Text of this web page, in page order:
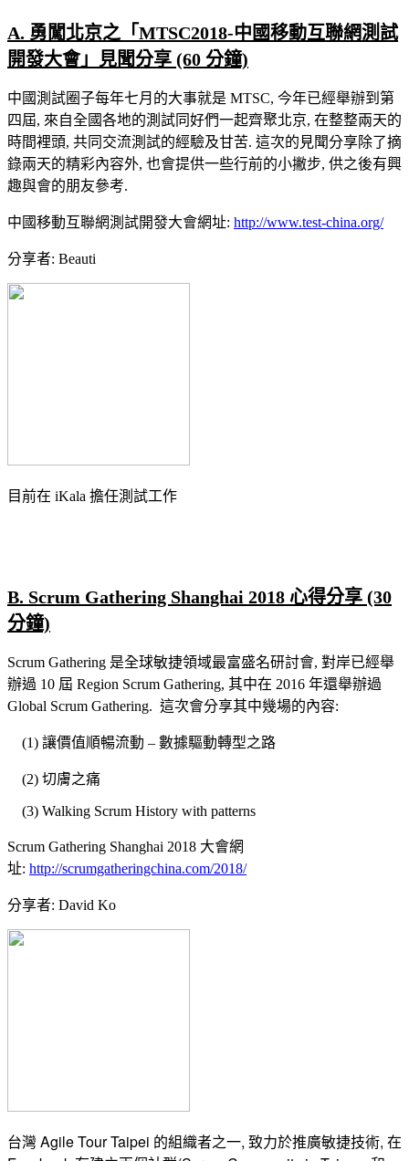
A. 勇闖北京之「MTSC2018-中國移動互聯網測試
開發大會」見聞分享 (60 分鐘)
中國測試圈子每年七月的大事就是 MTSC, 今年已經舉辦到第
四屆, 來自全國各地的測試同好們一起齊聚北京, 在整整兩天的
時間裡頭, 共同交流測試的經驗及甘苦. 這次的見聞分享除了摘
錄兩天的精彩內容外, 也會提供一些行前的小撇步, 供之後有興
趣與會的朋友參考.
中國移動互聯網測試開發大會網址: http://www.test-china.org/
分享者: Beauti
目前在 iKala 擔任測試工作
B. Scrum Gathering Shanghai 2018 心得分享 (30
分鐘)
Scrum Gathering 是全球敏捷領域最富盛名研討會, 對岸已經舉
辦過 10 屆 Region Scrum Gathering, 其中在 2016 年還舉辦過
Global Scrum Gathering. 這次會分享其中幾場的內容:
(1) 讓價值順暢流動 – 數據驅動轉型之路
(2) 切膚之痛
(3) Walking Scrum History with patterns
Scrum Gathering Shanghai 2018 大會網
址: http://scrumgatheringchina.com/2018/
分享者: David Ko
台灣 Agile Tour Taipei 的組織者之一, 致力於推廣敏捷技術, 在